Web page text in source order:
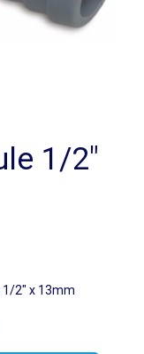
1/2″
2″ x 13mm